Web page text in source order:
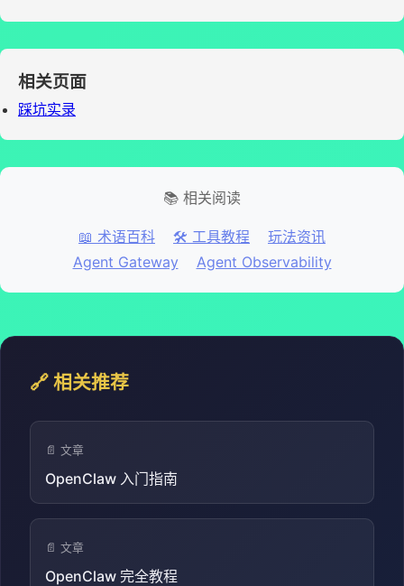
相关页面
踩坑实录
📚 相关阅读
📖 术语百科 🛠️ 工具教程
玩法资讯
Agent Gateway
Agent Observability
🔗 相关推荐
📄 文章
OpenClaw 入门指南
📄 文章
OpenClaw 完全教程